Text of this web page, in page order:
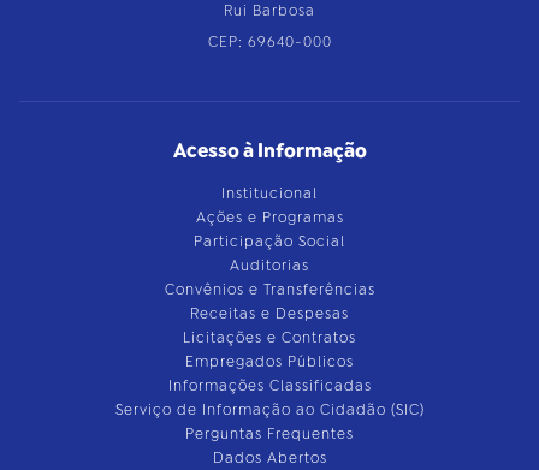
Rui Barbosa
CEP: 69640-000
Acesso à Informação
Institucional
Ações e Programas
Participação Social
Auditorias
Convênios e Transferências
Receitas e Despesas
Licitações e Contratos
Empregados Públicos
Informações Classificadas
Serviço de Informação ao Cidadão (SIC)
Perguntas Frequentes
Dados Abertos